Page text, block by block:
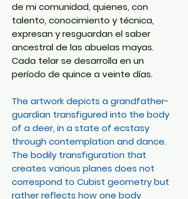
de mi comunidad, quienes, con
talento, conocimiento y técnica,
expresan y resguardan el saber
ancestral de las abuelas mayas.
Cada telar se desarrolla en un
período de quince a veinte días.
The artwork depicts a grandfather-
guardian transfigured into the body
of a deer, in a state of ecstasy
through contemplation and dance.
The bodily transfiguration that
creates various planes does not
correspond to Cubist geometry but
rather reflects how one body